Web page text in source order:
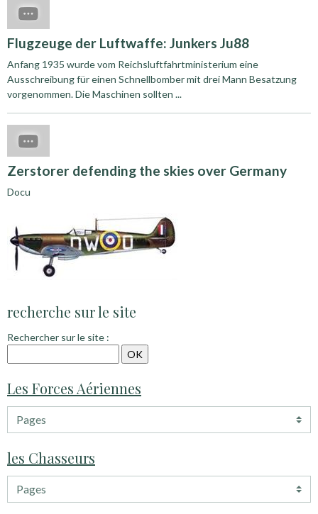
Flugzeuge der Luftwaffe: Junkers Ju88
Anfang 1935 wurde vom Reichsluftfahrtministerium eine
Ausschreibung für einen Schnellbomber mit drei Mann Besatzung
vorgenommen. Die Maschinen sollten ...
Zerstorer defending the skies over Germany
Docu
recherche sur le site
Rechercher sur le site :
Les Forces Aériennes
les Chasseurs